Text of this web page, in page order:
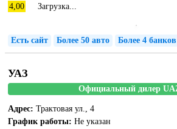
4,00
Загрузка...
Есть сайт Более 50 авто Более 4 банков
УАЗ
Официальный дилер
Адрес: Трактовая ул., 4
График работы: Не указан